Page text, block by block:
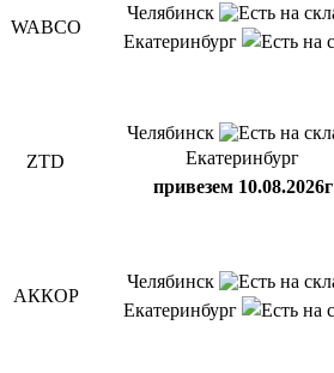
WABCO
Челябинск
Екатеринбург
ZTD
Челябинск
Екатеринбург
привезем 10.08.2026г
АККОР
Челябинск
Екатеринбург